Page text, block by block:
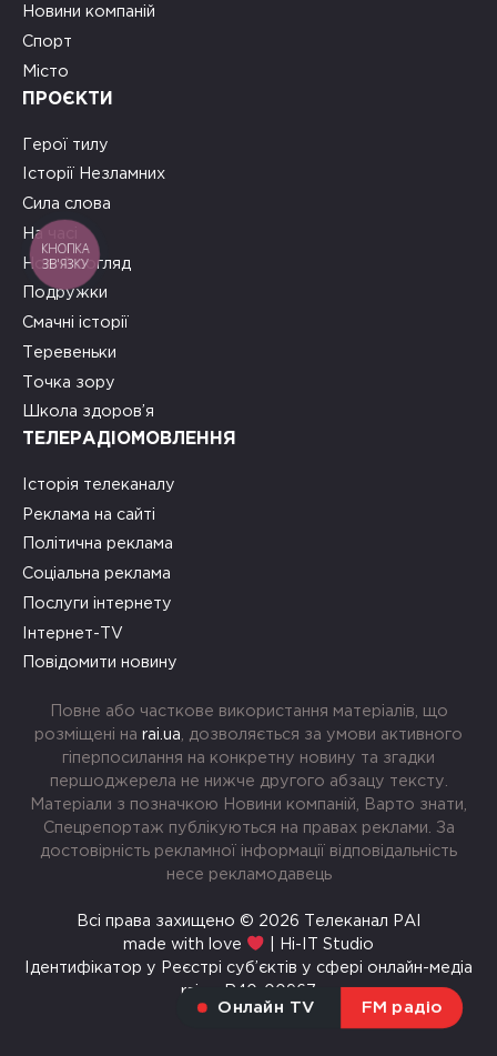
Онлайн TV FM радіо
Новини компаній
Спорт
Місто
ПРОЄКТИ
Герої тилу
Історії Незламних
Сила слова
На часі
Новий погляд
Подружки
Смачні історії
Теревеньки
Точка зору
Школа здоров’я
ТЕЛЕРАДІОМОВЛЕННЯ
Історія телеканалу
Реклама на сайті
Політична реклама
Соціальна реклама
Послуги інтернету
Інтернет-TV
Повідомити новину
Повне або часткове використання матеріалів, що
розміщені на rai.ua , дозволяється за умови активного
гіперпосилання на конкретну новину та згадки
першоджерела не нижче другого абзацу тексту.
Матеріали з позначкою Новини компаній, Варто знати,
Спецрепортаж публікуються на правах реклами. За
достовірність рекламної інформації відповідальність
несе рекламодавець
Всі права захищено © 2026 Телеканал РАІ
made with love
| Hi-IT Studio
Ідентифікатор у Реєстрі суб’єктів у сфері онлайн-медіа
rai.ua R40-00967
КНОПКА
ЗВ'ЯЗКУ